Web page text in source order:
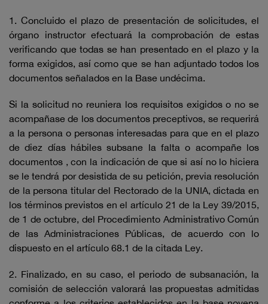
1. Concluido el plazo de presentación de solicitudes, el
órgano instructor efectuará la comprobación de estas
verificando que todas se han presentado en el plazo y la
forma exigidos, así como que se han adjuntado todos los
documentos señalados en la Base undécima.
Si la solicitud no reuniera los requisitos exigidos o no se
acompañase de los documentos preceptivos, se requerirá
a la persona o personas interesadas para que en el plazo
de diez días hábiles subsane la falta o acompañe los
documentos , con la indicación de que si así no lo hiciera
se le tendrá por desistida de su petición, previa resolución
de la persona titular del Rectorado de la UNIA, dictada en
los términos previstos en el artículo 21 de la Ley 39/2015,
de 1 de octubre, del Procedimiento Administrativo Común
de las Administraciones Públicas, de acuerdo con lo
dispuesto en el artículo 68.1 de la citada Ley.
2. Finalizado, en su caso, el periodo de subsanación, la
comisión de selección valorará las propuestas admitidas